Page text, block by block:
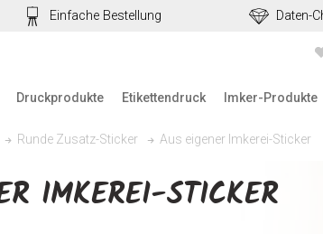
Einfache Bestellung Daten-
Druckprodukte Etikettendruck Imker-Produkte
Runde Zusatz-Sticker Aus eigener Imkerei-Sticker
IMKEREI-STICKER